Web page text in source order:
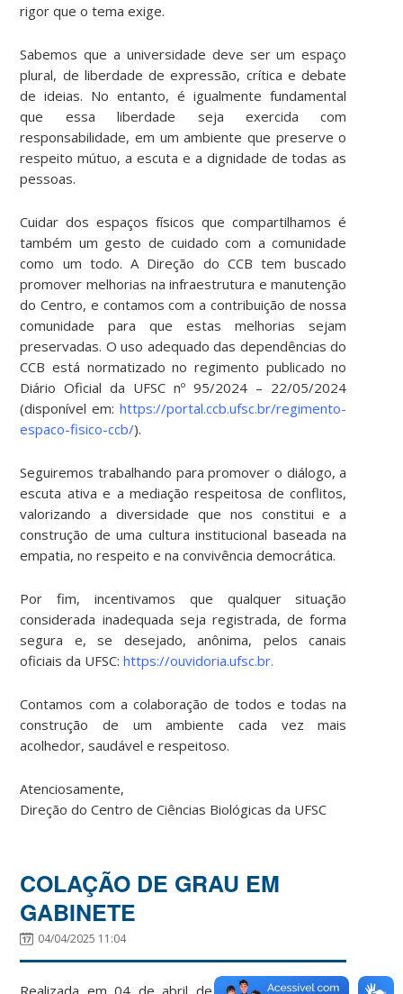
rigor que o tema exige.
Sabemos que a universidade deve ser um espaço
plural, de liberdade de expressão, crítica e debate
de ideias. No entanto, é igualmente fundamental
que essa liberdade seja exercida com
responsabilidade, em um ambiente que preserve o
respeito mútuo, a escuta e a dignidade de todas as
pessoas.
Cuidar dos espaços físicos que compartilhamos é
também um gesto de cuidado com a comunidade
como um todo. A Direção do CCB tem buscado
promover melhorias na infraestrutura e manutenção
do Centro, e contamos com a contribuição de nossa
comunidade para que estas melhorias sejam
preservadas. O uso adequado das dependências do
CCB está normatizado no regimento publicado no
Diário Oficial da UFSC nº 95/2024 – 22/05/2024
(disponível em:https://portal.ccb.ufsc.br/regimento-
espaco-fisico-ccb/).
Seguiremos trabalhando para promover o diálogo, a
escuta ativa e a mediação respeitosa de conflitos,
valorizando a diversidade que nos constitui e a
construção de uma cultura institucional baseada na
empatia, no respeito e na convivência democrática.
Por fim, incentivamos que qualquer situação
considerada inadequada seja registrada, de forma
segura e, se desejado, anônima, pelos canais
oficiais da UFSC:https://ouvidoria.ufsc.br.
Contamos com a colaboração de todos e todas na
construção de um ambiente cada vez mais
acolhedor, saudável e respeitoso.
Atenciosamente,
Direção do Centro de Ciências Biológicas da UFSC
COLAÇÃO DE GRAU EM
GABINETE
04/04/2025 11:04
Realizada em 04 de abril de 2025, a sessão de